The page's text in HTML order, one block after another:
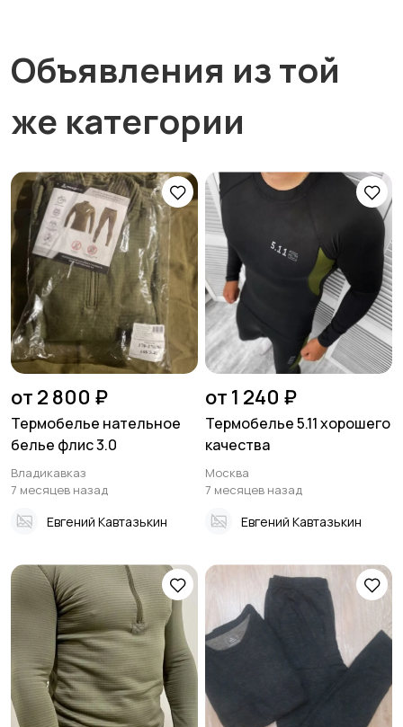
Объявления из той
же категории
от 2 800 ₽
Термобелье нательное
белье флис 3.0
Владикавказ
7 месяцев назад
Евгений Кавтазькин
от 1 240 ₽
Термобелье 5.11 хорошего
качества
Москва
7 месяцев назад
Евгений Кавтазькин